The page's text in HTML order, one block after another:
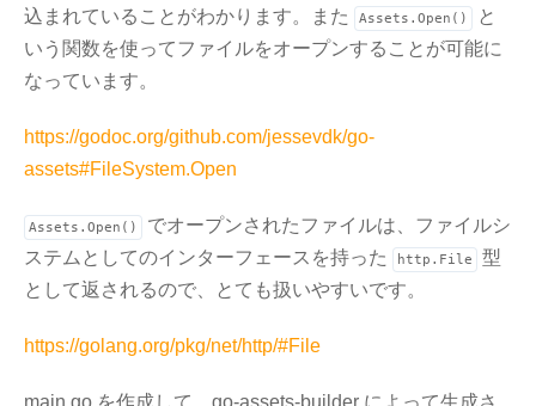
込まれていることがわかります。また
Assets.Open()
と
いう関数を使ってファイルをオープンすることが可能に
なっています。
https://godoc.org/github.com/jessevdk/go-
assets#FileSystem.Open
Assets.Open()
でオープンされたファイルは、ファイルシ
ステムとしてのインターフェースを持った
http.File
型
として返されるので、とても扱いやすいです。
https://golang.org/pkg/net/http/#File
main.go を作成して、go-assets-builder によって生成さ